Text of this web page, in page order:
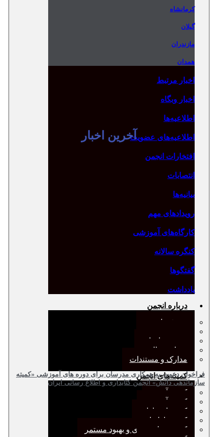
کرمانشاه
گیلان
مازندران
همدان
اخبار مرتبط
اخبار وبگاه
اطلاعیه‌ها
اطلاعیه‌های عضویت
افتخارات انجمن
انتصابات
بیانیه‌ها
رویدادهای مهم
کارگاه‌های آموزشی
کنگره سالانه
گفتگوها
یادداشت
درباره انجمن
معرفی انجمن
صورت‌جلسات
همیاری مالی
مدارک و مستندات
کمیته‌های انجمن
کمیته آرشیو
کمیته آموزش
کمیته انتشارات
کمیته بازاریابی
کمیته برنامه‌ریزی و بهبود مستمر
آخرین اخبار
فراخوان دعوت به همکاری مدرسان برای دوره های آموزشی «کمیته
سازماندهی دانش» انجمن کتابداری و اطلاع رسانی ایران